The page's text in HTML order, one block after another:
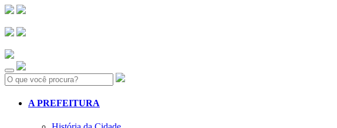
Search:
A PREFEITURA